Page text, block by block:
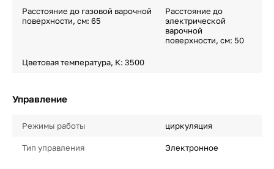
Расстояние до газовой варочной
поверхности, см: 65
Расстояние до
электрической
варочной
поверхности, см: 50
Цветовая температура, К: 3500
Управление
Режимы работы циркуляция
Тип управления Электронное